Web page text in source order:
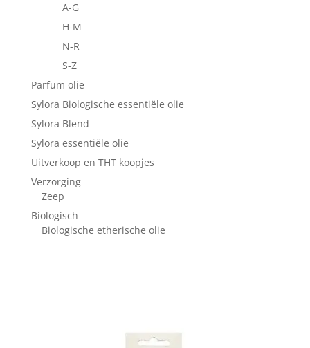
A-G
H-M
N-R
S-Z
Parfum olie
Sylora Biologische essentiële olie
Sylora Blend
Sylora essentiële olie
Uitverkoop en THT koopjes
Verzorging
Zeep
Biologisch
Biologische etherische olie